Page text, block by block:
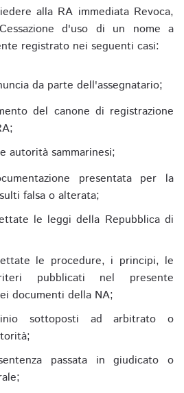
alla RA immediata Revoca,
d'uso di un nome a
registrato nei seguenti casi:
da parte dell'assegnatario;
del canone di registrazione
autorità sammarinesi;
presentata per la
falsa o alterata;
le leggi della Repubblica di
le procedure, i principi, le
pubblicati nel presente
documenti della NA;
sottoposti ad arbitrato o
passata in giudicato o